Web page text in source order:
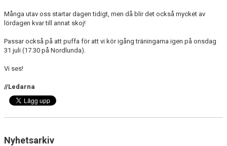
MEDLEMSKAP
Många utav oss startar dagen tidigt, men då blir det också mycket av
lördagen kvar till annat skoj!
Passar också på att puffa för att vi kör igång träningarna igen på onsdag
31 juli (17.30 på Nordlunda).
Vi ses!
//Ledarna
Nyhetsarkiv